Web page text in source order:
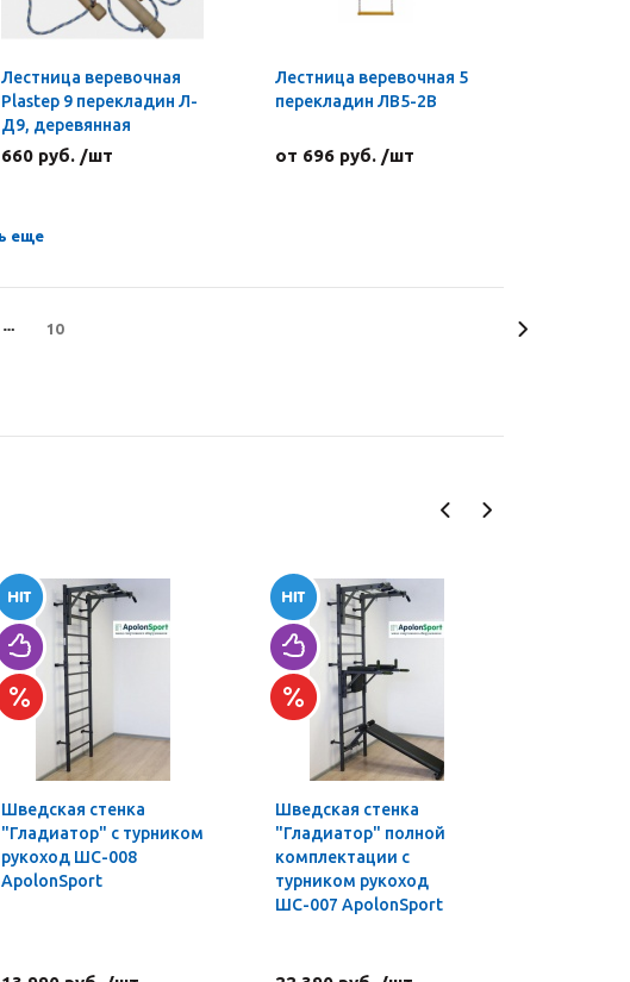
Лестница веревочная
Plastep 9 перекладин Л-
Д9, деревянная
660 руб. /шт
Лестница веревочная 5
перекладин ЛВ5-2В
от 696 руб. /шт
еще
10
Шведская стенка
"Гладиатор" с турником
рукоход ШС-008
ApolonSport
Шведская стенка
"Гладиатор" полной
комплектации с
турником рукоход
ШС-007 ApolonSport